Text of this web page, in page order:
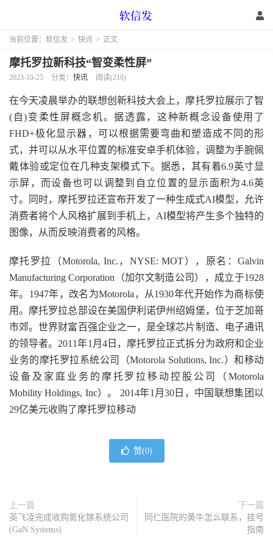
当前位置： 软信发 > 快讯 > 正文
摩托罗拉新科技“智变柔性屏”
2023-10-25 分类： 快讯 阅读(210)
在今天凌晨举办的联想创新科技大会上，摩托罗拉展示了智
(自)变柔性屏概念机。据透露，这种新概念设备使用了
FHD+极化显示器，可以根据需要弯曲和塑造成不同的形
式，并可以从水平位置的标准安卓手机体验，调整为手腕佩
戴体验或定位在几种支架模式下。据悉，其有着6.9英寸显
示屏，而设备也可以调整到自立位置的显示面积为4.6英
寸。同时，摩托罗拉还宣布开发了一种生成式AI模型，允许
消费者将个人风格扩展到手机上，AI模型将产生多个独特的
图像，从而反映消费者的风格。
摩托罗拉（Motorola, Inc.，NYSE: MOT），原名：Galvin
Manufacturing Corporation（加尔文制造公司），成立于1928
年。1947年，改名为Motorola，从1930年代开始作为商标使
用。摩托罗拉总部设在美国伊利诺伊州绍姆堡，位于芝加哥
市郊。世界财富百强企业之一，是全球芯片制造、电子通讯
的领导者。2011年1月4日，摩托罗拉正式拆分为政府和企业
业务的摩托罗拉系统公司（Motorola Solutions, Inc.）和移动
设备及家庭业务的摩托罗拉移动控股公司（Motorola
Mobility Holdings, Inc）。 2014年1月30日，中国联想集团以
29亿美元收购了摩托罗拉移动
赞(0)
上一篇
英飞凌完成收购氮化镓系统公司
(GaN Systems)
下一篇
同仁医院的黄牛怎么联系，挂号
指南